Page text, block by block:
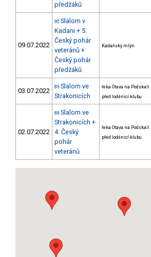
předžáků
09.07.2022
90 Slalom v
Kadani + 5.
Český pohár
veteránů +
Český pohár
předžáků
Kadaňský mlýn
03.07.2022 89 Slalom ve
Strakonicích
řeka Otava na Podskalí
před loděnicí klubu
02.07.2022
88 Slalom ve
Strakonicích +
4. Český
pohár
veteránů
řeka Otava na Podskalí
před loděnicí klubu